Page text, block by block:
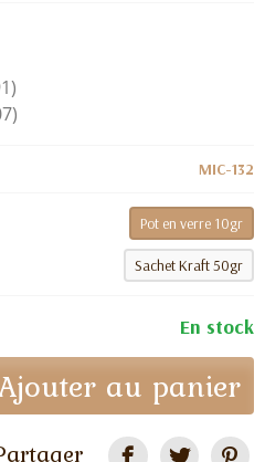
MIC-132
Pot en verre 10gr
Sachet Kraft 50gr
En stock
au panier